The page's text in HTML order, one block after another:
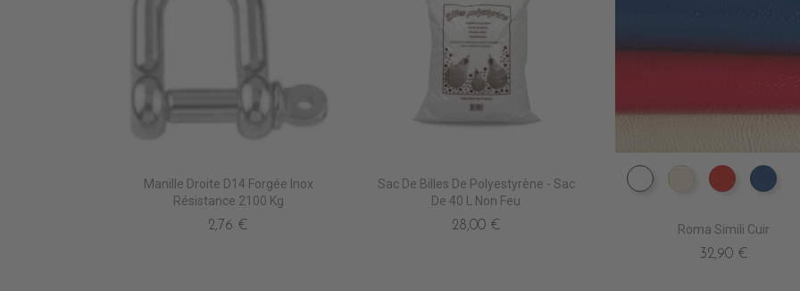
Manille Droite D14 Forgée Inox
Résistance 2100 Kg
2,76 €
Sac De Billes De Polyestyrène - Sac
De 40 L Non Feu
28,00 €
EN1490 BLANC
EN1380 BISCUIT
EN1320
Roma Simili Cuir
32,90 €